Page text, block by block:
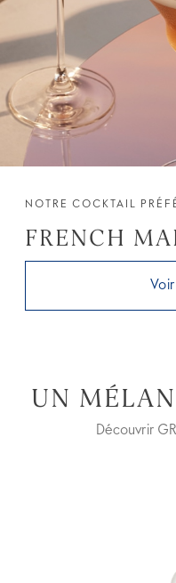
NOTRE COCKTAIL
FRENCH
UN
Découvrir